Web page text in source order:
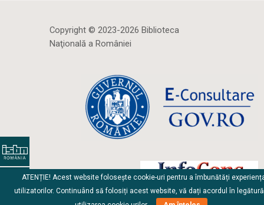
Copyright © 2023-2026 Biblioteca
Naţională a României
ATENȚIE! Acest website folosește cookie-uri pentru a îmbunătăți
utilizatorilor. Continuând să folosiți acest website, vă dați acordul în